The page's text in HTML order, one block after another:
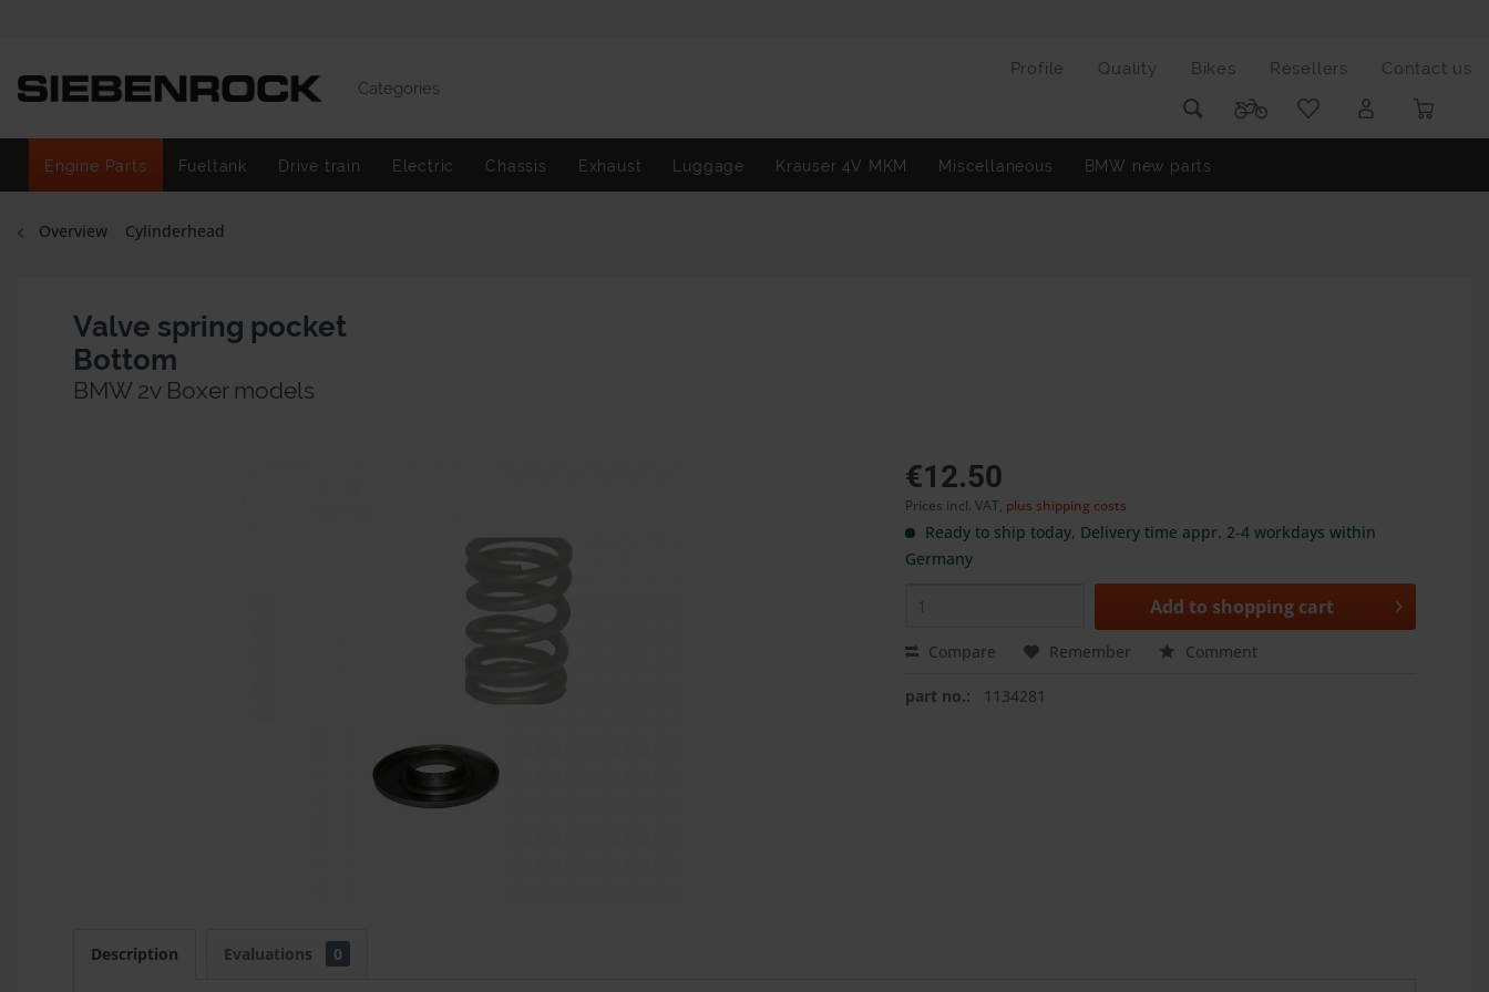
Categories
Profile Quality Bikes Resellers Contact us
Engine Parts Fueltank Drive train Electric Chassis Exhaust Luggage Krauser 4V MKM Miscellaneous BMW new parts
Overview Cylinderhead
Valve spring pocket
Bottom
BMW 2v Boxer models
€12.50
Prices incl. VAT, plus shipping costs
Ready to ship today, Delivery time appr. 2-4 workdays within
Germany
Add to shopping cart
Compare Remember Comment
part no.: 1134281
Description Evaluations 0